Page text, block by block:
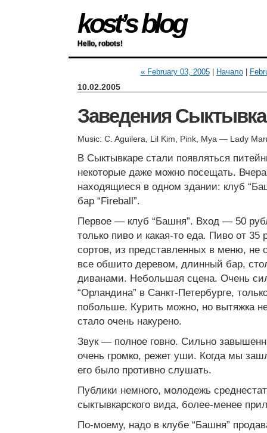
kost’s blog
Hello, robots!
« February 03, 2005| Начало|
10.02.2005
Заведения
Music: C. Aguilera, Lil Kim, Pink, Mya — Lady
В Сыктывкаре стали появляться
некоторые даже можно посещать.
находящиеся в одном здании: клуб
бар “Fireball”.
Первое — клуб “Башня”. Вход — 50
только пиво и какая-то еда. Пиво от
сортов, из представленных в меню, не
все обшито деревом, длинный бар,
диванами. Небольшая сцена. Очень
“Орландина” в Санкт-Петербурге,
побольше. Курить можно, но вытяжка
стало очень накурено.
Звук — полное говно. Сильно
очень громко, режет уши. Когда мы
его было противно слушать.
Публики немного, молодежь
сыктывкарского вида, более-менее
По-моему, надо в клубе “Башня”